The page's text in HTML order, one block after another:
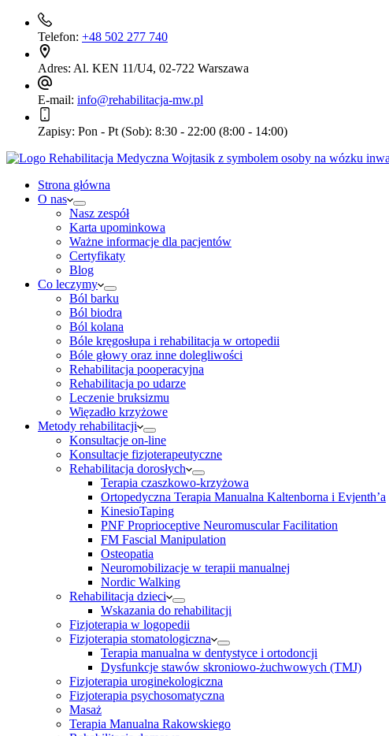
Telefon: +48 502 277 740
Adres: Al. KEN 11/U4, 02-722 Warszawa
E-mail: info@rehabilitacja-mw.pl
Zapisy: Pon - Pt (Sob): 8:30 - 22:00 (8:00 - 14:00)
Strona główna
O nas
Nasz zespół
Karta upominkowa
Ważne informacje dla pacjentów
Certyfikaty
Blog
Co leczymy
Ból barku
Ból biodra
Ból kolana
Bóle kręgosłupa i rehabilitacja w ortopedii
Bóle głowy oraz inne dolegliwości
Rehabilitacja pooperacyjna
Rehabilitacja po udarze
Leczenie bruksizmu
Więzadło krzyżowe
Metody rehabilitacji
Konsultacje on-line
Konsultacje fizjoterapeutyczne
Rehabilitacja dorosłych
Terapia czaszkowo-krzyżowa
Ortopedyczna Terapia Manualna Kaltenborna i Evjenth’a
KinesioTaping
PNF Proprioceptive Neuromuscular Facilitation
FM Fascial Manipulation
Osteopatia
Neuromobilizacje w terapii manualnej
Nordic Walking
Rehabilitacja dzieci
Wskazania do rehabilitacji
Fizjoterapia w logopedii
Fizjoterapia stomatologiczna
Terapia manualna w dentystyce i ortodoncji
Dysfunkcje stawów skroniowo-żuchwowych (TMJ)
Fizjoterapia uroginekologiczna
Fizjoterapia psychosomatyczna
Masaż
Terapia Manualna Rakowskiego